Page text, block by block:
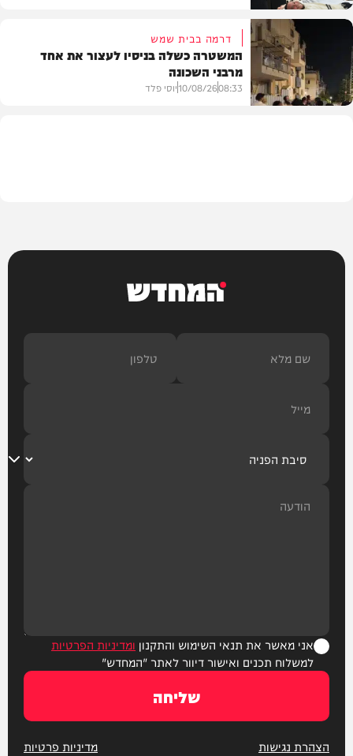
חדשות
דרמה בבית שמש
המשטרה כשלה בניסיו לעצור את אחד
מרבני השכונה
08:33
10/08/26יוסי פלד
המחדש
אני מאשר את תנאי השימוש והתקנון ומדיניות הפרטיות
למשלוח תכנים ואישור דיוור לאתר "המחדש"
שליחה
הצהרת נגישות מדיניות פרטיות